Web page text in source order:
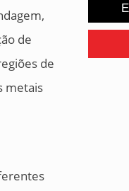
de
de
metais